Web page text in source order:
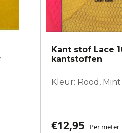
Kant stof Lace
kantstoffen
Kleur: Rood,
€12,95 Per meter